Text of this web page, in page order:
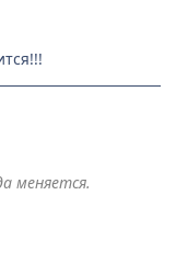
меняется.